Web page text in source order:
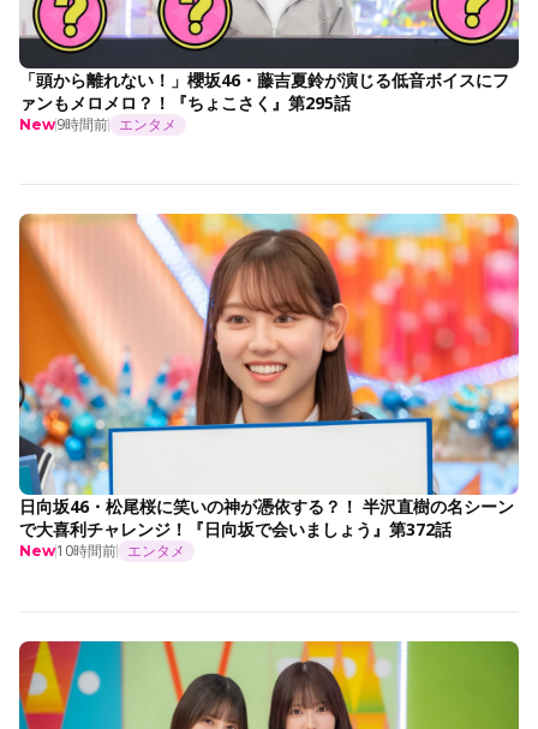
「頭から離れない！」櫻坂46・藤吉夏鈴が演じる低音ボイスにフ
ァンもメロメロ？！『ちょこさく』第295話
New9時間前 エンタメ
日向坂46・松尾桜に笑いの神が憑依する？！ 半沢直樹の名シーン
で大喜利チャレンジ！『日向坂で会いましょう』第372話
New10時間前 エンタメ